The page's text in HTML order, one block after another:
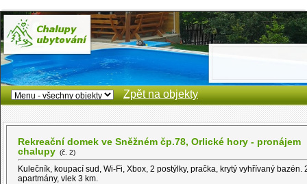
Zpět na objekty
Rekreační domek ve Sněžném čp.78, Orlické hory - pronájem
chalupy (č. 2)
Kulečník, koupací sud, Wi-Fi, Xbox, 2 postýlky, pračka, krytý vyhřívaný bazén.
apartmány, vlek 3 km.